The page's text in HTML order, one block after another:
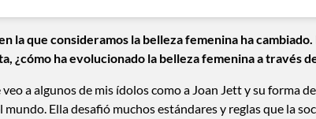
la que consideramos la belleza femenina ha
¿cómo ha evolucionado la belleza femenina a través
veo a algunos de mis ídolos como a Joan Jett y su forma
mundo. Ella desafió muchos estándares y reglas que la